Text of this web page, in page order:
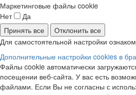
Маркетинговые файлы cookie
Нет
Да
Принять все
Отклонить все
Для самостоятельной настройки
Дополнительные настройки cookies в
Файлы cookie автоматически
посещении веб-сайта. У вас есть
файлами. Если Вы не согласны с